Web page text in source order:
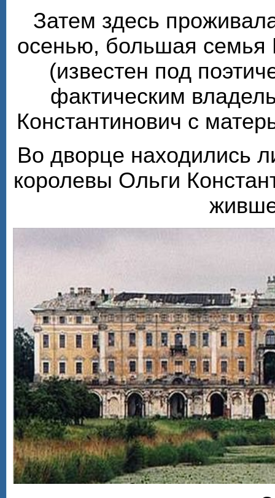
Затем здесь
осенью, большая семья
(известен под
фактическим
Константинович с
Во дворце находились
королевы Ольги